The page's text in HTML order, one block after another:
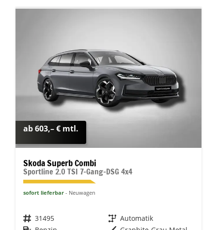
ab 603,– € mtl.
Skoda Superb Combi
Sportline 2.0 TSI 7-Gang-DSG 4x4
sofort lieferbar Neuwagen
Fahrzeugnr. 31495 Getriebe Automatik